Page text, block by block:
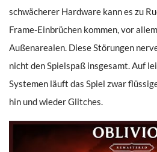
schwächerer Hardware kann es zu
Frame-Einbrüchen kommen, vor
Außenarealen. Diese Störungen
nicht den Spielspaß insgesamt. Auf
Systemen läuft das Spiel zwar
hin und wieder Glitches.